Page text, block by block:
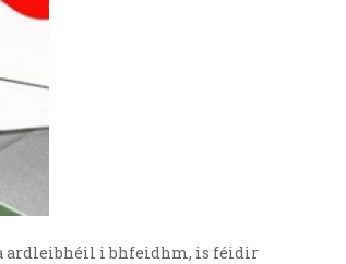
ardleibhéil i bhfeidhm, is féidir